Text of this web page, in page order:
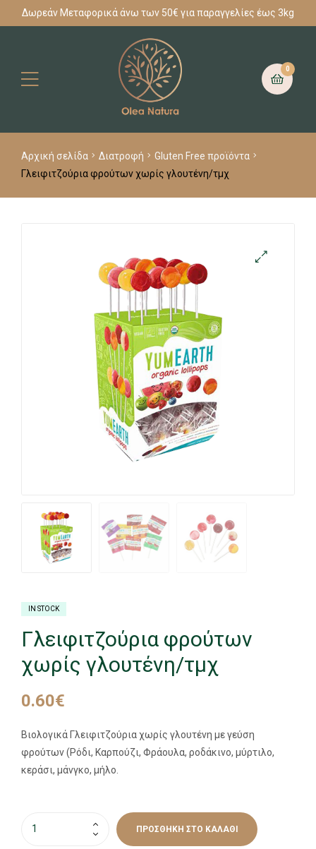
Δωρεάν Μεταφορικά άνω των 50€ για παραγγελίες έως 3kg
0
Αρχική σελίδα Διατροφή
Gluten Free προϊόντα
Γλειφιτζούρια φρούτων χωρίς γλουτένη/τμχ
IN STOCK
Γλειφιτζούρια φρούτων
χωρίς γλουτένη/τμχ
0.60€
Βιολογικά Γλειφιτζούρια χωρίς γλουτένη με γεύση
φρούτων (Ρόδι, Καρπούζι, Φράουλα, ροδάκινο, μύρτιλο,
κεράσι, μάνγκο, μήλο.
ΠΡΟΣΘΉΚΗ ΣΤΟ ΚΑΛΆΘΙ